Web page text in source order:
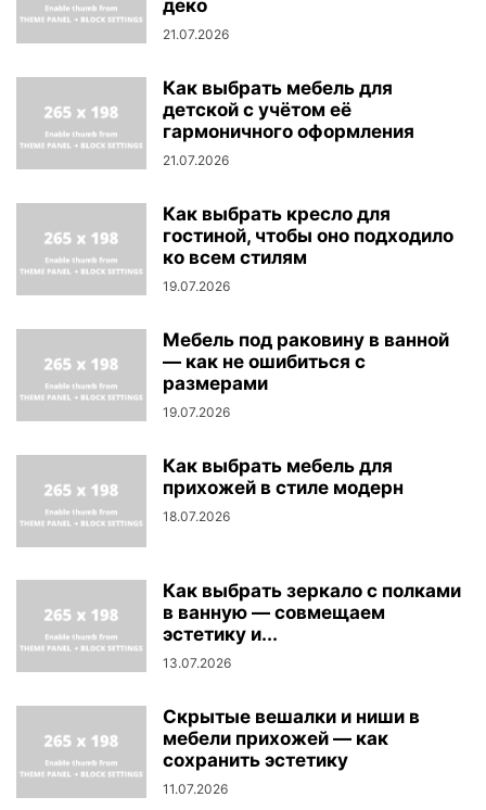
деко
21.07.2026
Как выбрать мебель для
детской с учётом её
гармоничного оформления
21.07.2026
Как выбрать кресло для
гостиной, чтобы оно подходило
ко всем стилям
19.07.2026
Мебель под раковину в ванной
— как не ошибиться с
размерами
19.07.2026
Как выбрать мебель для
прихожей в стиле модерн
18.07.2026
Как выбрать зеркало с полками
в ванную — совмещаем
эстетику и...
13.07.2026
Скрытые вешалки и ниши в
мебели прихожей — как
сохранить эстетику
11.07.2026